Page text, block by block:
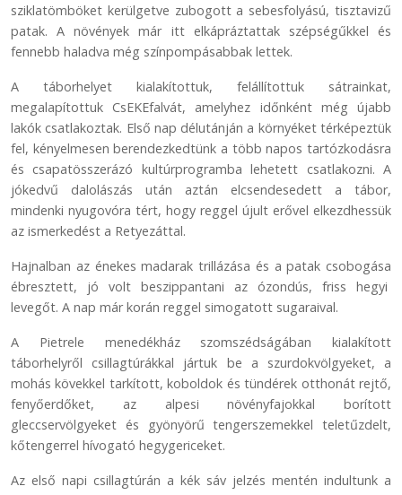
sziklatömböket kerülgetve zubogott a sebesfolyású, tisztavizű
patak. A növények már itt elkápráztattak szépségűkkel és
fennebb haladva még színpompásabbak lettek.
A táborhelyet kialakítottuk, felállítottuk sátrainkat,
megalapítottuk CsEKEfalvát, amelyhez időnként még újabb
lakók csatlakoztak. Első nap délutánján a környéket térképeztük
fel, kényelmesen berendezkedtünk a több napos tartózkodásra
és csapatösszerázó kultúrprogramba lehetett csatlakozni. A
jókedvű dalolászás után aztán elcsendesedett a tábor,
mindenki nyugovóra tért, hogy reggel újult erővel elkezdhessük
az ismerkedést a Retyezáttal.
Hajnalban az énekes madarak trillázása és a patak csobogása
ébresztett, jó volt beszippantani az ózondús, friss hegyi
levegőt. A nap már korán reggel simogatott sugaraival.
A Pietrele menedékház szomszédságában kialakított
táborhelyről csillagtúrákkal jártuk be a szurdokvölgyeket, a
mohás kövekkel tarkított, koboldok és tündérek otthonát rejtő,
fenyőerdőket, az alpesi növényfajokkal borított
gleccservölgyeket és gyönyörű tengerszemekkel teletűzdelt,
kőtengerrel hívogató hegygericeket.
Az első napi csillagtúrán a kék sáv jelzés mentén indultunk a